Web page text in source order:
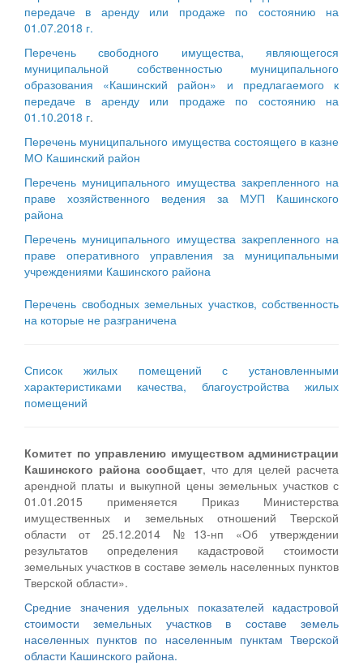
передаче в аренду или продаже по состоянию на
01.07.2018 г.
Перечень свободного имущества, являющегося
муниципальной собственностью муниципального
образования «Кашинский район» и предлагаемого к
передаче в аренду или продаже по состоянию на
01.10.2018 г.
Перечень муниципального имущества состоящего в казне
МО Кашинский район
Перечень муниципального имущества закрепленного на
праве хозяйственного ведения за МУП Кашинского
района
Перечень муниципального имущества закрепленного на
праве оперативного управления за муниципальными
учреждениями Кашинского района
Перечень свободных земельных участков, собственность
на которые не разграничена
Список жилых помещений с установленными
характеристиками качества, благоустройства жилых
помещений
Комитет по управлению имуществом администрации
Кашинского района сообщает, что для целей расчета
арендной платы и выкупной цены земельных участков с
01.01.2015 применяется Приказ Министерства
имущественных и земельных отношений Тверской
области от 25.12.2014 №13-нп «Об утверждении
результатов определения кадастровой стоимости
земельных участков в составе земель населенных пунктов
Тверской области».
Средние значения удельных показателей кадастровой
стоимости земельных участков в составе земель
населенных пунктов по населенным пунктам Тверской
области Кашинского района.